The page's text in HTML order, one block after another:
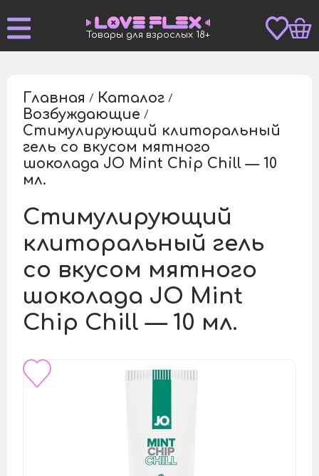
Товары для взрослых 18+
Главная / Каталог /
Возбуждающие /
Стимулирующий клиторальный
гель со вкусом мятного
шоколада JO Mint Chip Chill — 10
мл.
Стимулирующий
клиторальный гель
со вкусом мятного
шоколада JO Mint
Chip Chill — 10 мл.